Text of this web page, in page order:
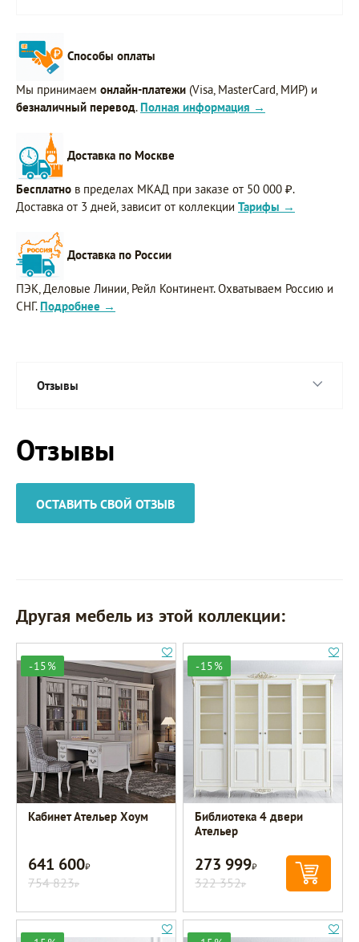
Способы оплаты
Мы принимаем онлайн-платежи (Visa, MasterCard, МИР) и
безналичный перевод. Полная информация →
Доставка по Москве
Бесплатно в пределах МКАД при заказе от 50 000 ₽.
Доставка от 3 дней, зависит от коллекции Тарифы →
Доставка по России
ПЭК, Деловые Линии, Рейл Континент. Охватываем Россию и
СНГ. Подробнее →
Отзывы
Отзывы
ОСТАВИТЬ СВОЙ ОТЗЫВ
Другая мебель из этой коллекции:
-15%
Кабинет Ательер Хоум
641 600Р
754 823Р
-15%
Библиотека 4 двери
Ательер
273 999Р
322 352Р